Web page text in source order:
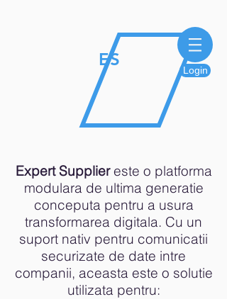
ES
Login
Expert Suppliereste o platforma
modulara de ultima generatie
conceputa pentru a usura
transformarea digitala. Cu un
suport nativ pentru comunicatii
securizate de date intre
companii, aceasta este o solutie
utilizata pentru: